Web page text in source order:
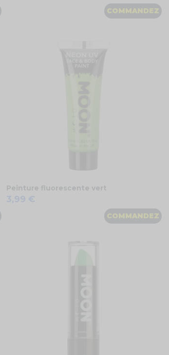
COMMANDEZ
Peinture fluorescente vert
3,99 €
COMMANDEZ